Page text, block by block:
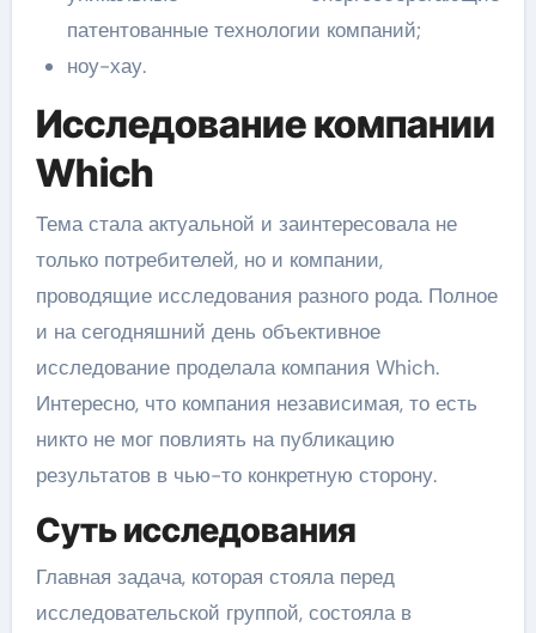
патентованные технологии компаний;
ноу-хау.
Исследование компании
Which
Тема стала актуальной и заинтересовала не
только потребителей, но и компании,
проводящие исследования разного рода. Полное
и на сегодняшний день объективное
исследование проделала компания Which.
Интересно, что компания независимая, то есть
никто не мог повлиять на публикацию
результатов в чью-то конкретную сторону.
Суть исследования
Главная задача, которая стояла перед
исследовательской группой, состояла в